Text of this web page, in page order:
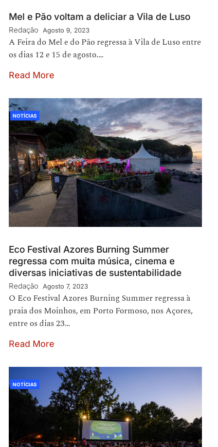
Mel e Pão voltam a deliciar a Vila de Luso
Redação Agosto 9, 2023
A Feira do Mel e do Pão regressa à Vila de Luso entre
os dias 12 e 15 de agosto.…
Read More
NOTÍCIAS
Eco Festival Azores Burning Summer
regressa com muita música, cinema e
diversas iniciativas de sustentabilidade
Redação Agosto 7, 2023
O Eco Festival Azores Burning Summer regressa à
praia dos Moinhos, em Porto Formoso, nos Açores,
entre os dias 23…
Read More
NOTÍCIAS